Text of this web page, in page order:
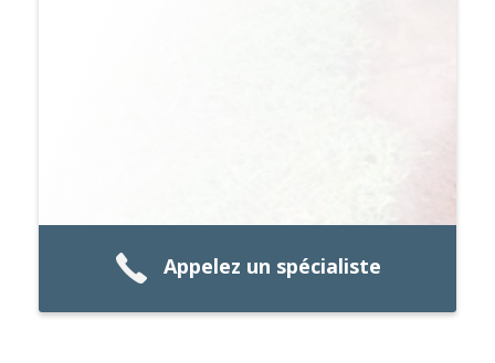
Appelez un spécialiste